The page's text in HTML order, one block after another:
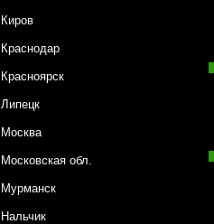
Киров
Краснодар
Красноярск
Липецк
Москва
Московская обл.
Мурманск
Нальчик